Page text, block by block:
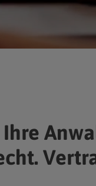
Ihre